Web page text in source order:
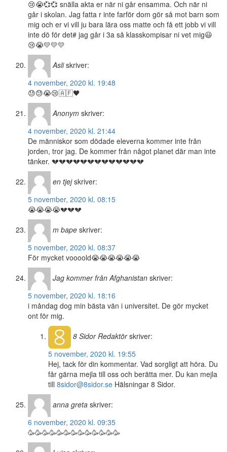
😢😭💞💞 snälla akta er när ni går ensamma. Och när ni
går i skolan. Jag fatta r inte farför dom gör så mot barn som
mig och er vi vill ju bara lära oss matte och få ett jobb vi vill
inte dö för det# jag går i 3a så klasskompisar ni vet mig😃
😢😭💛💛💛
Asli skriver:
4 november, 2020 kl. 19:48
😓😓😭😢🇦🇫🖤
Anonym skriver:
4 november, 2020 kl. 21:44
De människor som dödade eleverna kommer inte från
jorden, tror jag. De kommer från något planet där man inte
tänker. 💔💔💔💔💔💔💔💔💔💔💔💔💔
en tjej skriver:
5 november, 2020 kl. 08:15
😭😭😭😭💔💔💔
m bape skriver:
5 november, 2020 kl. 08:37
För mycket voooold😭😭😭😭😭😭
Jag kommer från Afghanistan skriver:
5 november, 2020 kl. 18:16
i måndag dog min bästa vän i universitet. De gör mycket
ont för mig.
8 SidorRedaktör skriver:
5 november, 2020 kl. 19:55
Hej, tack för din kommentar. Vad sorgligt att höra. Du
får gärna mejla till oss och berätta mer. Du kan mejla
till 8sidor@8sidor.se Hälsningar 8 Sidor.
anna greta skriver:
6 november, 2020 kl. 09:35
🥳🥳🥳🥳🥳🥳🥳🥳🥳🥳🥳🥳🥳